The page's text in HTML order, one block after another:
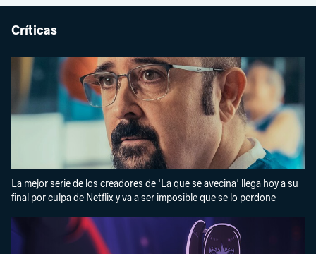
Críticas
La mejor serie de los creadores de 'La que se avecina' llega hoy a su
final por culpa de Netflix y va a ser imposible que se lo perdone